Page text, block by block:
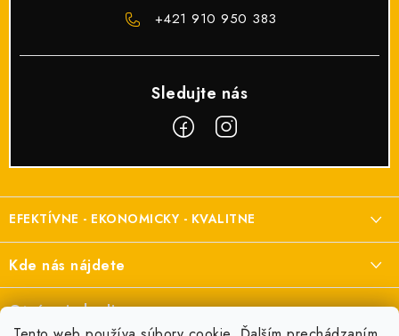
+421 910 950 383
á
p
ä
t
i
EFEKTÍVNE - EKONOMICKY - KVALITNE
a elektroinštalácie
Prisma Elektro s.r.o.
Šenkvická cesta 2166/1, Pezinok
Kde nás nájdete
Otváracie hodiny